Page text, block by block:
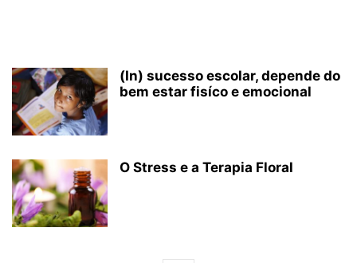
(In) sucesso escolar, depende do
bem estar fisíco e emocional
O Stress e a Terapia Floral